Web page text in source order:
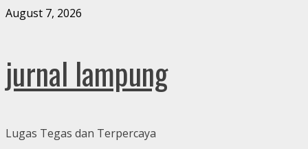
Skip
August 7, 2026
jurnal lampung
Lugas Tegas dan Terpercaya